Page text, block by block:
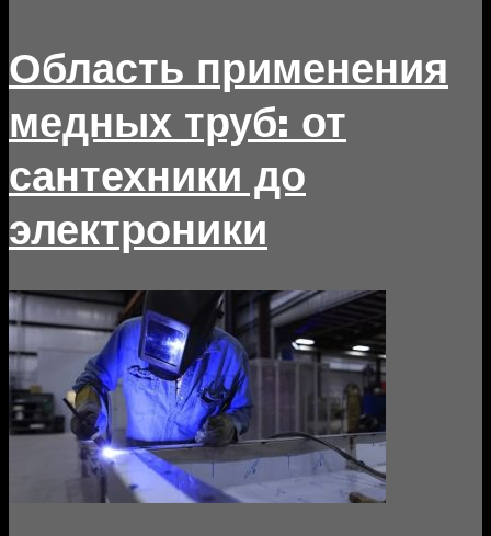
Область применения
медных труб: от
сантехники до
электроники